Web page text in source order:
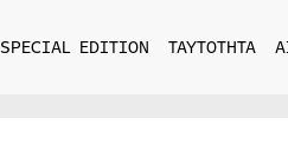
SPECIAL EDITION ΤΑΥΤΟΤΗΤΑ